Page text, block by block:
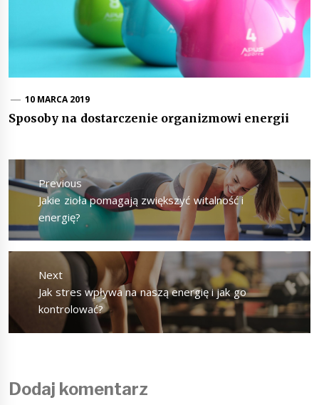
10 MARCA 2019
Sposoby na dostarczenie organizmowi energii
Nawigacja
wpisuPrevious
Previous
post:
Jakie zioła pomagają zwiększyć witalność i
energię?
Next
Next
post:
Jak stres wpływa na naszą energię i jak go
kontrolować?
Dodaj komentarz